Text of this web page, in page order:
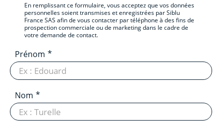
En remplissant ce formulaire, vous acceptez que vos données
personnelles soient transmises et enregistrées par Siblu
France SAS afin de vous contacter par téléphone à des fins de
prospection commerciale ou de marketing dans le cadre de
votre demande de contact.
Prénom
Nom